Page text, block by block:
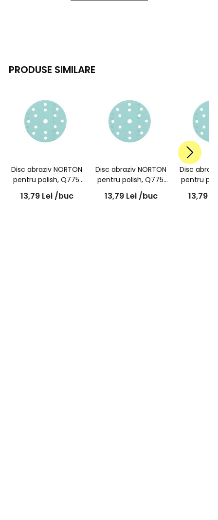
PRODUSE SIMILARE
Disc abraziv NORTON
pentru polish, Q775,
P600, super flexibil
150mm, 15 gauri
13,79 Lei /buc
Disc abraziv NORTON
pentru polish, Q775,
P800, super flexibil
150mm, 15 gauri
13,79 Lei /buc
Disc
pentru
150mm,
13,79